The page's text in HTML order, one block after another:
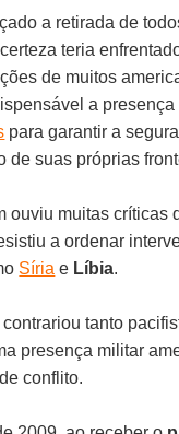
a retirada de
teria
de muitos
a presença
para garantir a
de suas próprias
ouviu muitas críticas
a ordenar
Síria e Líbia.
contrariou tanto
presença militar
conflito.